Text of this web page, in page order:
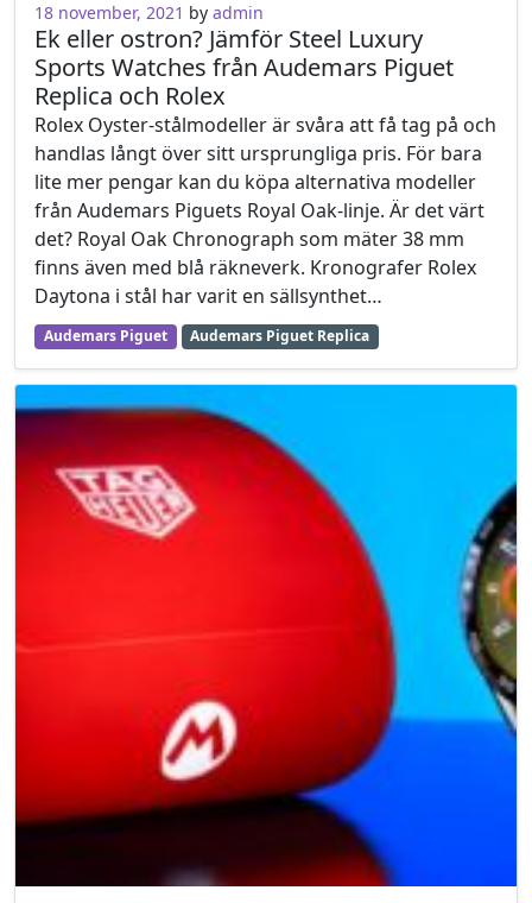
18 november, 2021 by admin
Ek eller ostron? Jämför Steel Luxury
Sports Watches från Audemars Piguet
Replica och Rolex
Rolex Oyster-stålmodeller är svåra att få tag på och
handlas långt över sitt ursprungliga pris. För bara
lite mer pengar kan du köpa alternativa modeller
från Audemars Piguets Royal Oak-linje. Är det värt
det? Royal Oak Chronograph som mäter 38 mm
finns även med blå räkneverk. Kronografer Rolex
Daytona i stål har varit en sällsynthet…
Audemars Piguet Audemars Piguet Replica